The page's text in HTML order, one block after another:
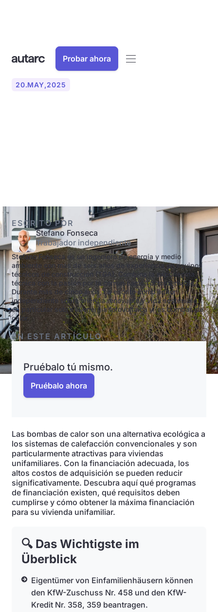
Probar ahora
20.MAY,2025
ESCRITO POR
Stefano Fonseca
Trabajador independiente
Stefano Fonseca es un ingeniero de energía y medio
ambiente con más de seis años de experiencia en equipos
técnicos de construcción (TGA). Combina la experiencia
técnica con la pasión por la comunicación comprensible.
Durante más de cinco años, ha escrito como editor
independiente sobre energía renovable y vida sostenible,
en particular sobre la energía fotovoltaica y las bombas de
calor.
EN ESTE ARTÍCULO
Pruébalo tú mismo.
Pruébalo ahora
Las bombas de calor son una alternativa ecológica a
los sistemas de calefacción convencionales y son
particularmente atractivas para viviendas
unifamiliares. Con la financiación adecuada, los
altos costos de adquisición se pueden reducir
significativamente. Descubra aquí qué programas
de financiación existen, qué requisitos deben
cumplirse y cómo obtener la máxima financiación
para su vivienda unifamiliar.
🔍 Das Wichtigste im
Überblick
Eigentümer von Einfamilienhäusern können
den KfW-Zuschuss Nr. 458 und den KfW-
Kredit Nr. 358, 359 beantragen.